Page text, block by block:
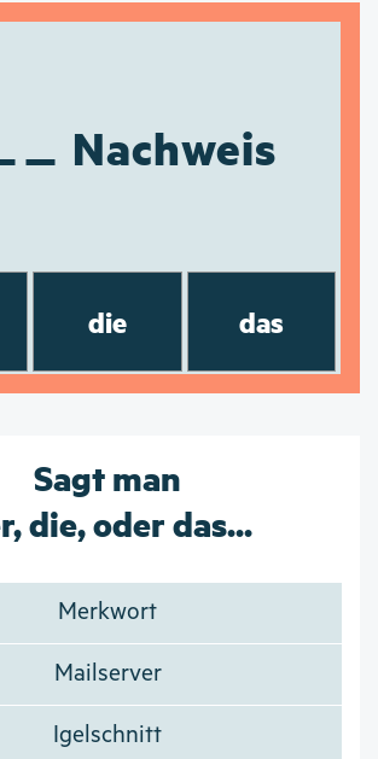
Nachweis
die das
Sagt man
die, oder das...
Merkwort
Mailserver
Igelschnitt